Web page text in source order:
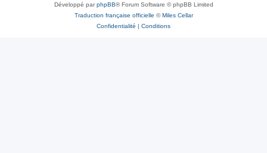
Développé parphpBB® Forum Software © phpBB Limited
Traduction française officielle ©Miles Cellar
Confidentialité | Conditions